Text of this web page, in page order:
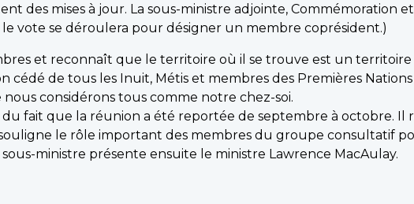
des mises à jour. La sous-ministre adjointe, Commémoration
vote se déroulera pour désigner un membre coprésident.)
et reconnaît que le territoire où il se trouve est un territoire
de tous les Inuit, Métis et membres des Premières
considérons tous comme notre chez-soi.
fait que la réunion a été reportée de septembre à octobre. Il
le rôle important des membres du groupe consultatif
ministre présente ensuite le ministre Lawrence MacAulay.